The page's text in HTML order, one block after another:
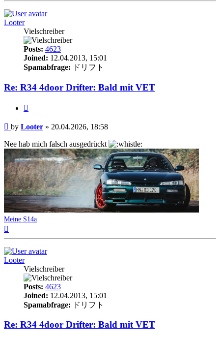
Looter
Vielschreiber
Posts: 4623
Joined: 12.04.2013, 15:01
Spamabfrage: ドリフト
Re: R34 4door Drifter: Bald mit VET
Post
by Looter » 20.04.2026, 18:58
Nee hab mich falsch ausgedrückt
Meine S14a
Looter
Vielschreiber
Posts: 4623
Joined: 12.04.2013, 15:01
Spamabfrage: ドリフト
Re: R34 4door Drifter: Bald mit VET